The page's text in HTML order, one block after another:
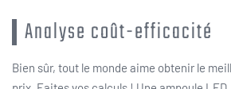
Analyse coût-efficacité
Bien sûr, tout le monde aime obtenir le